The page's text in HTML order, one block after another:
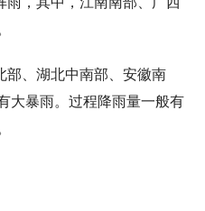
部、湖北中南部、安徽南
大暴雨。过程降雨量一般有